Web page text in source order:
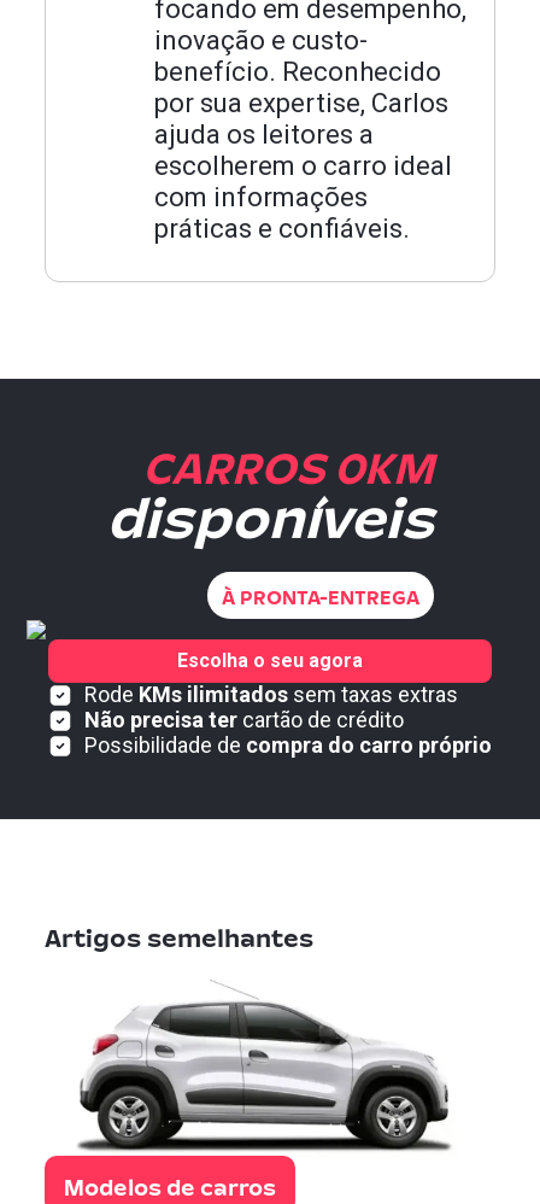
focando em desempenho,
inovação e custo-
benefício. Reconhecido
por sua expertise, Carlos
ajuda os leitores a
escolherem o carro ideal
com informações
práticas e confiáveis.
CARROS 0KM
disponíveis
À PRONTA-ENTREGA
Rode KMs ilimitados sem taxas extras
Não precisa ter cartão de crédito
Possibilidade de compra do carro próprio
Escolha o seu agora
Artigos semelhantes
Modelos de carros